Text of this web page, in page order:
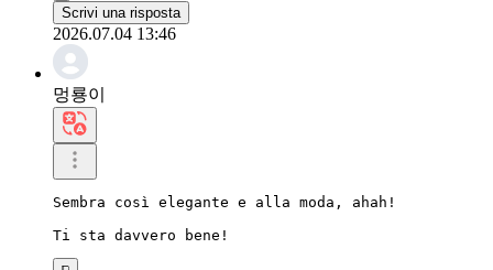
Scrivi una risposta
2026.07.04 13:46
멍룡이
Sembra così elegante e alla moda, ahah!
Ti sta davvero bene!